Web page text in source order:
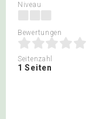
Niveau
Bewertungen
Seitenzahl
1 Seiten